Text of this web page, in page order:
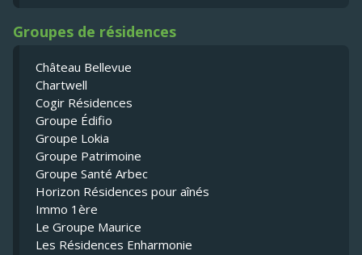
Groupes de résidences
Château Bellevue
Chartwell
Cogir Résidences
Groupe Édifio
Groupe Lokia
Groupe Patrimoine
Groupe Santé Arbec
Horizon Résidences pour aînés
Immo 1ère
Le Groupe Maurice
Les Résidences Enharmonie